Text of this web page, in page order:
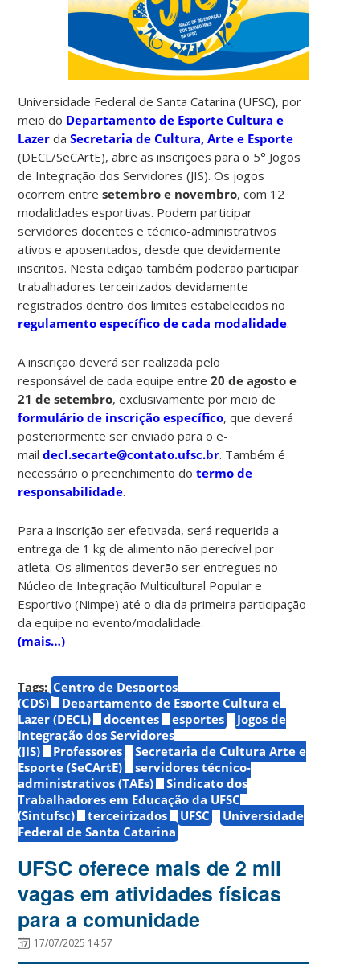
Universidade Federal de Santa Catarina (UFSC), por
meio do Departamento de Esporte Cultura e
Lazer daSecretaria de Cultura, Arte e Esporte
(DECL/SeCArtE), abre as inscrições para o 5° Jogos
de Integração dos Servidores (JIS). Os jogos
ocorrem entresetembro e novembro, com 12
modalidades esportivas. Podem participar
servidores docentes e técnico-administrativos
ativos e aposentados, desde que devidamente
inscritos. Nesta edição também poderão participar
trabalhadores terceirizados devidamente
registrados dentro dos limites estabelecidos no
regulamento específico de cada modalidade.
A inscrição deverá ser realizada pelo
responsável de cada equipe entre20 de agosto e
21 de setembro, exclusivamente por meio de
formulário de inscrição específico, que deverá
posteriormente ser enviado para o e-
maildecl.secarte@contato.ufsc.br. Também é
necessário o preenchimento dotermo de
responsabilidade.
Para a inscrição ser efetivada, será requerida a
entrega de 1 kg de alimento não perecível por
atleta. Os alimentos deverão ser entregues no
Núcleo de Integração Multicultural Popular e
Esportivo (Nimpe) até o dia da primeira participação
da equipe no evento/modalidade.
(mais…)
Tags: Centro de Desportos
(CDS)
Departamento de Esporte Cultura e
Lazer (DECL)
docentes esportes
Jogos de
Integração dos Servidores
(JIS)
Professores
Secretaria de Cultura Arte e
Esporte (SeCArtE)
servidores técnico-
administrativos (TAEs)
Sindicato dos
Trabalhadores em Educação da UFSC
(Sintufsc)
terceirizados UFSC
Universidade
Federal de Santa Catarina
UFSC oferece mais de 2 mil
vagas em atividades físicas
para a comunidade
17/07/2025 14:57